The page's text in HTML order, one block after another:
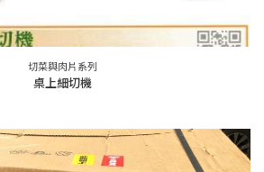
切菜與肉片系列
桌上細切機